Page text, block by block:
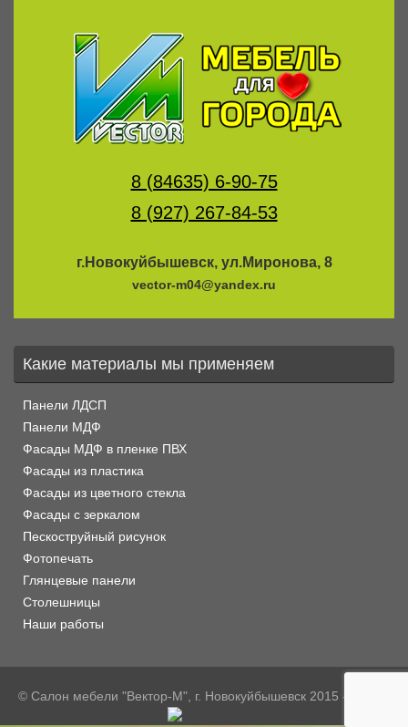
8 (84635) 6-90-75
8 (927) 267-84-53
г.Новокуйбышевск, ул.Миронова, 8
vector-m04@yandex.ru
Какие материалы мы применяем
Панели ЛДСП
Панели МДФ
Фасады МДФ в пленке ПВХ
Фасады из пластика
Фасады из цветного стекла
Фасады с зеркалом
Пескоструйный рисунок
Фотопечать
Глянцевые панели
Столешницы
Наши работы
© Салон мебели "Вектор-М", г. Новокуйбышевск 2015 - 2026 г.